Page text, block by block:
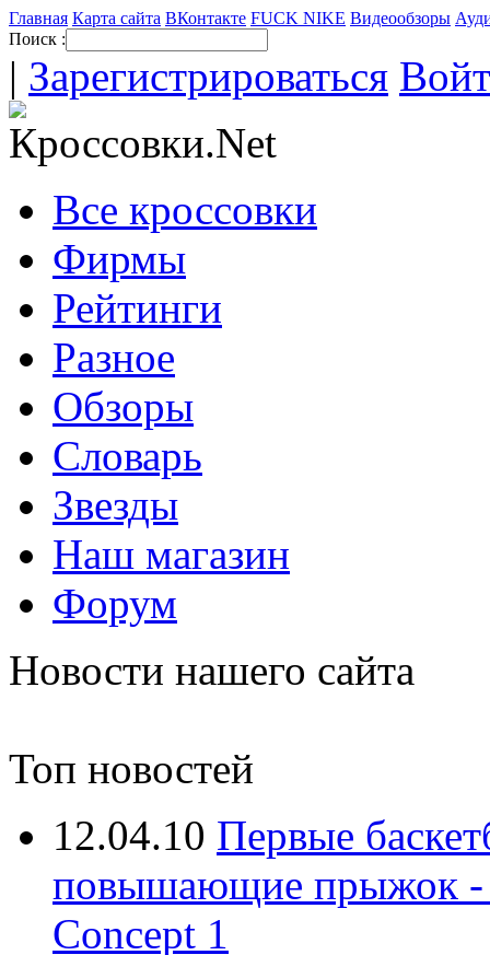
Главная Карта сайта ВКонтакте FUCK NIKE Видеообзоры
Поиск :
| Зарегистрироваться
Все кроссовки
Фирмы
Рейтинги
Разное
Обзоры
Словарь
Звезды
Наш магазин
Форум
Новости нашего сайта
Топ новостей
12.04.10 Первые
повышающие прыжок -
Concept 1